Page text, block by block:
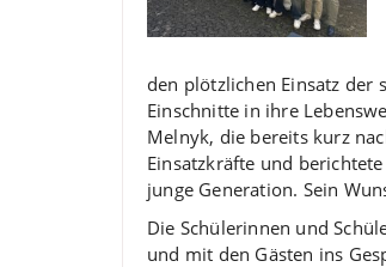
den plötzlichen Einsatz der
Einschnitte in ihre
Melnyk, die bereits kurz
Einsatzkräfte und
junge Generation. Sein
Die Schülerinnen und
und mit den Gästen ins